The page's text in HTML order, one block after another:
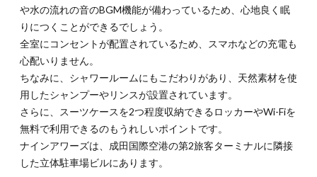
展望
キ
美味
しい
スイ
ーツ
を購
入し
たい
なら
第2
や水の流れの音のBGM機能が備わっているため、心地良く眠
りにつくことができるでしょう。
全室にコンセントが配置されているため、スマホなどの充電も
心配いりません。
ちなみに、シャワールームにもこだわりがあり、天然素材を使
用したシャンプーやリンスが設置されています。
さらに、スーツケースを2つ程度収納できるロッカーやWi-Fiを
無料で利用できるのもうれしいポイントです。
ナインアワーズは、成田国際空港の第2旅客ターミナルに隣接
した立体駐車場ビルにあります。